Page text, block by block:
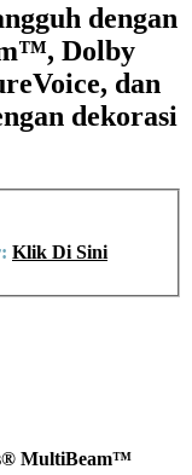
dengan
Dolby
dan
dekorasi
Klik Di Sini
MultiBeam™